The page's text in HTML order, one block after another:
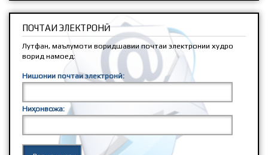
ПОЧТАИ ЭЛЕКТРОНӢ
Лутфан, маълумоти воридшавии почтаи электронии худро
ворид намоед:
Нишонии почтаи электронӣ:
Ниҳонвожа: